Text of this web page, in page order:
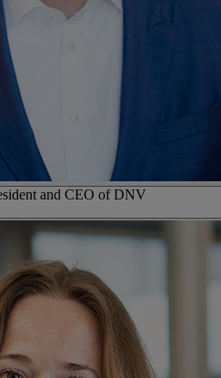
and CEO of DNV